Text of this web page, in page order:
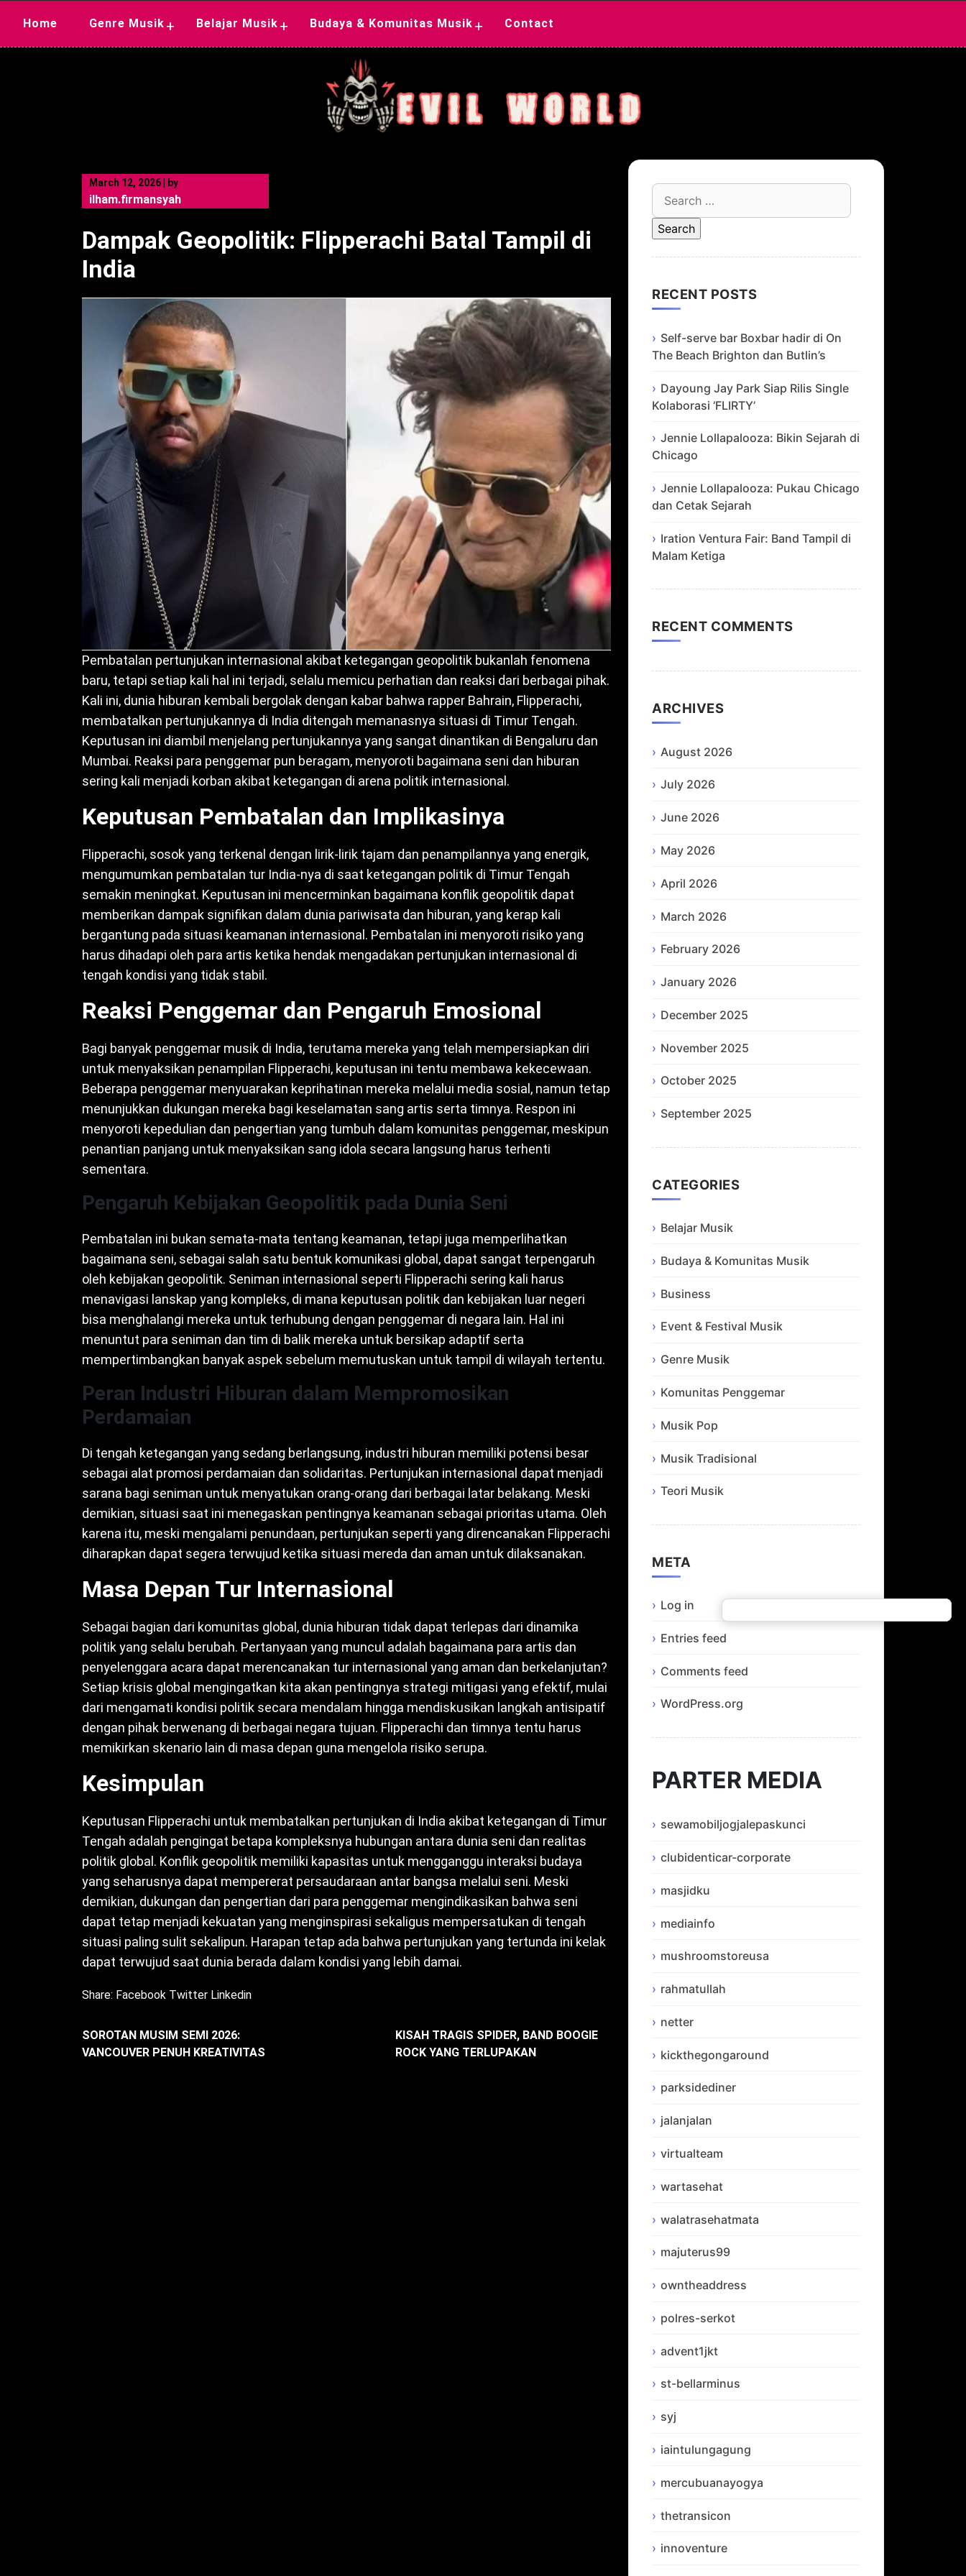
Home Genre Musik + Belajar Musik + Budaya & Komunitas Musik + Contact
March 12, 2026 by
ilham.firmansyah
Dampak Geopolitik: Flipperachi Batal Tampil di
India
Pembatalan pertunjukan internasional akibat ketegangan geopolitik bukanlah fenomena
baru, tetapi setiap kali hal ini terjadi, selalu memicu perhatian dan reaksi dari berbagai pihak.
Kali ini, dunia hiburan kembali bergolak dengan kabar bahwa rapper Bahrain, Flipperachi,
membatalkan pertunjukannya di India ditengah memanasnya situasi di Timur Tengah.
Keputusan ini diambil menjelang pertunjukannya yang sangat dinantikan di Bengaluru dan
Mumbai. Reaksi para penggemar pun beragam, menyoroti bagaimana seni dan hiburan
sering kali menjadi korban akibat ketegangan di arena politik internasional.
Keputusan Pembatalan dan Implikasinya
Flipperachi, sosok yang terkenal dengan lirik-lirik tajam dan penampilannya yang energik,
mengumumkan pembatalan tur India-nya di saat ketegangan politik di Timur Tengah
semakin meningkat. Keputusan ini mencerminkan bagaimana konflik geopolitik dapat
memberikan dampak signifikan dalam dunia pariwisata dan hiburan, yang kerap kali
bergantung pada situasi keamanan internasional. Pembatalan ini menyoroti risiko yang
harus dihadapi oleh para artis ketika hendak mengadakan pertunjukan internasional di
tengah kondisi yang tidak stabil.
Reaksi Penggemar dan Pengaruh Emosional
Bagi banyak penggemar musik di India, terutama mereka yang telah mempersiapkan diri
untuk menyaksikan penampilan Flipperachi, keputusan ini tentu membawa kekecewaan.
Beberapa penggemar menyuarakan keprihatinan mereka melalui media sosial, namun tetap
menunjukkan dukungan mereka bagi keselamatan sang artis serta timnya. Respon ini
menyoroti kepedulian dan pengertian yang tumbuh dalam komunitas penggemar, meskipun
penantian panjang untuk menyaksikan sang idola secara langsung harus terhenti
sementara.
Pengaruh Kebijakan Geopolitik pada Dunia Seni
Pembatalan ini bukan semata-mata tentang keamanan, tetapi juga memperlihatkan
bagaimana seni, sebagai salah satu bentuk komunikasi global, dapat sangat terpengaruh
oleh kebijakan geopolitik. Seniman internasional seperti Flipperachi sering kali harus
menavigasi lanskap yang kompleks, di mana keputusan politik dan kebijakan luar negeri
bisa menghalangi mereka untuk terhubung dengan penggemar di negara lain. Hal ini
menuntut para seniman dan tim di balik mereka untuk bersikap adaptif serta
mempertimbangkan banyak aspek sebelum memutuskan untuk tampil di wilayah tertentu.
Peran Industri Hiburan dalam Mempromosikan
Perdamaian
Di tengah ketegangan yang sedang berlangsung, industri hiburan memiliki potensi besar
sebagai alat promosi perdamaian dan solidaritas. Pertunjukan internasional dapat menjadi
sarana bagi seniman untuk menyatukan orang-orang dari berbagai latar belakang. Meski
demikian, situasi saat ini menegaskan pentingnya keamanan sebagai prioritas utama. Oleh
karena itu, meski mengalami penundaan, pertunjukan seperti yang direncanakan Flipperachi
diharapkan dapat segera terwujud ketika situasi mereda dan aman untuk dilaksanakan.
Masa Depan Tur Internasional
Sebagai bagian dari komunitas global, dunia hiburan tidak dapat terlepas dari dinamika
politik yang selalu berubah. Pertanyaan yang muncul adalah bagaimana para artis dan
penyelenggara acara dapat merencanakan tur internasional yang aman dan berkelanjutan?
Setiap krisis global mengingatkan kita akan pentingnya strategi mitigasi yang efektif, mulai
dari mengamati kondisi politik secara mendalam hingga mendiskusikan langkah antisipatif
dengan pihak berwenang di berbagai negara tujuan. Flipperachi dan timnya tentu harus
memikirkan skenario lain di masa depan guna mengelola risiko serupa.
Kesimpulan
Keputusan Flipperachi untuk membatalkan pertunjukan di India akibat ketegangan di Timur
Tengah adalah pengingat betapa kompleksnya hubungan antara dunia seni dan realitas
politik global. Konflik geopolitik memiliki kapasitas untuk mengganggu interaksi budaya
yang seharusnya dapat mempererat persaudaraan antar bangsa melalui seni. Meski
demikian, dukungan dan pengertian dari para penggemar mengindikasikan bahwa seni
dapat tetap menjadi kekuatan yang menginspirasi sekaligus mempersatukan di tengah
situasi paling sulit sekalipun. Harapan tetap ada bahwa pertunjukan yang tertunda ini kelak
dapat terwujud saat dunia berada dalam kondisi yang lebih damai.
Share: Facebook Twitter Linkedin
SOROTAN MUSIM SEMI 2026:
VANCOUVER PENUH KREATIVITAS
KISAH TRAGIS SPIDER, BAND BOOGIE
ROCK YANG TERLUPAKAN
Search
for:
RECENT POSTS
Self-serve bar Boxbar hadir di On
The Beach Brighton dan Butlin’s
Dayoung Jay Park Siap Rilis Single
Kolaborasi ‘FLIRTY’
Jennie Lollapalooza: Bikin Sejarah di
Chicago
Jennie Lollapalooza: Pukau Chicago
dan Cetak Sejarah
Iration Ventura Fair: Band Tampil di
Malam Ketiga
RECENT COMMENTS
ARCHIVES
August 2026
July 2026
June 2026
May 2026
April 2026
March 2026
February 2026
January 2026
December 2025
November 2025
October 2025
September 2025
CATEGORIES
Belajar Musik
Budaya & Komunitas Musik
Business
Event & Festival Musik
Genre Musik
Komunitas Penggemar
Musik Pop
Musik Tradisional
Teori Musik
META
Log in
Entries feed
Comments feed
WordPress.org
PARTER MEDIA
sewamobiljogjalepaskunci
clubidenticar-corporate
masjidku
mediainfo
mushroomstoreusa
rahmatullah
netter
kickthegongaround
parksidediner
jalanjalan
virtualteam
wartasehat
walatrasehatmata
majuterus99
owntheaddress
polres-serkot
advent1jkt
st-bellarminus
syj
iaintulungagung
mercubuanayogya
thetransicon
innoventure